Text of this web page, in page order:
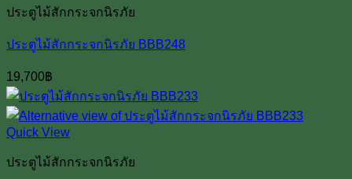
ประตูไม้สักกระจกนิรภัย
ประตูไม้สักกระจกนิรภัย BBB248
19,700฿
Quick View
ประตูไม้สักกระจกนิรภัย